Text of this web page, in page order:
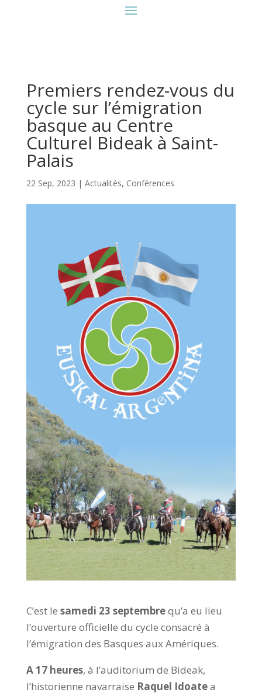
Premiers rendez-vous du
cycle sur l’émigration
basque au Centre
Culturel Bideak à Saint-
Palais
22 Sep, 2023 | Actualités, Conférences
C’est le samedi 23 septembrequ’a eu lieu
l’ouverture officielle du cycle consacré à
l’émigration des Basques aux Amériques.
A 17 heures, à l’auditorium de Bideak,
l’historienne navarraise Raquel Idoatea